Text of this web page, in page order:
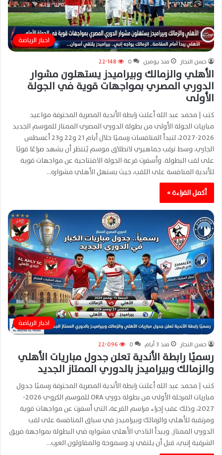
اخبار الرياضة
حسن النجار منذ يومين 0 22٬148
الأهلي والزمالك وبيراميدز يستهلون مشوار
الدوري المصري بمواجهات قوية في الجولة
الأولى
كتب | محمد عبد الله أعلنت رابطة الأندية المصرية المحترفة مواعيد
مباريات الجولة الأولى من بطولة الدوري المصري الممتاز للموسم الجديد
2026-2027، لتبدأ المنافسات رسميًا خلال أيام 21 و22 و23 أغسطس
الجاري، وسط ترقب جماهيري لانطلاق موسم يُنتظر أن يشهد صراعًا قويًا
على لقب البطولة. وأسفرت قرعة الجولة الافتتاحية عن مواجهات قوية
للأندية المنافسة على اللقب، حيث يستهل الأهلي مشواره…
أكمل القراءة »
اخبار الرياضة
حسن النجار منذ 3 أيام 0 22٬096
رسميًا رابطة الأندية تعلن جدول مباريات الأهلي
والزمالك وبيراميدز بالدوري الممتاز الجديد
كتب | محمد عبد الله أعلنت رابطة الأندية المصرية المحترفة رسميًا جدول
مباريات المرحلة الأولى من بطولة دوري ORA للموسم الكروي 2026-
2027، وذلك عقب إجراء مراسم القرعة، التي أسفرت عن مواجهات قوية
ومرتقبة للأهلي والزمالك وبيراميدز في سباق المنافسة على لقب
الدوري الممتاز. ويبدأ النادي الأهلي مشواره في البطولة بمواجهة فريق
الشرقية إنبي، قبل أن يلتقي زد وسموحة والمقاولون العرب…